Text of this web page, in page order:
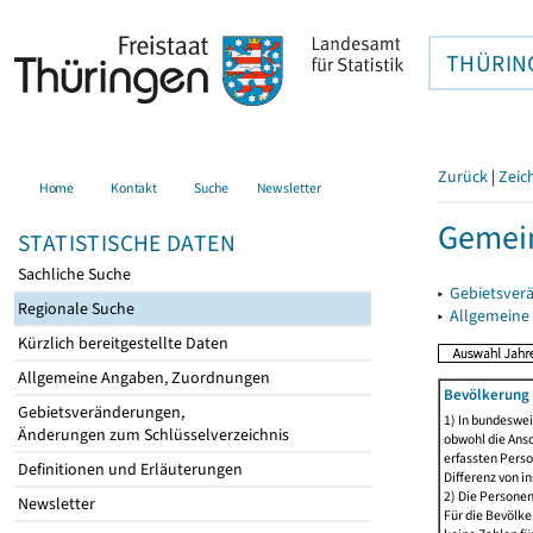
Home Kontakt Suche Newsletter
STATISTISCHE DATEN
Sachliche Suche
Regionale Suche
Kürzlich bereitgestellte Daten
Allgemeine Angaben, Zuordnungen
Gebietsveränderungen,
Änderungen zum Schlüsselverzeichnis
Definitionen und Erläuterungen
Newsletter
Zurück |
▸
▸
1) In
obwohl die
erfassten
Differenz von
2) Die
Für die